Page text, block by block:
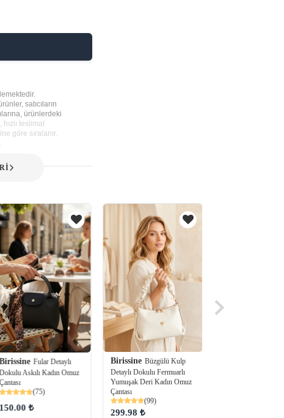
satıcıların
ürünlerdeki
teslimat
göre sıralanır.
Fular Detaylı
Dokulu Askılı Kadın Omuz
(75)
150.00 ₺
Birissine Büzgülü Kulp
Detaylı Dokulu Fermuarlı
Yumuşak Deri Kadın Omuz
Çantası
(99)
299.98 ₺